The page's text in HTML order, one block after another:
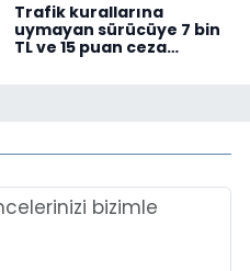
Trafik kurallarına
uymayan sürücüye 7 bin
TL ve 15 puan ceza…